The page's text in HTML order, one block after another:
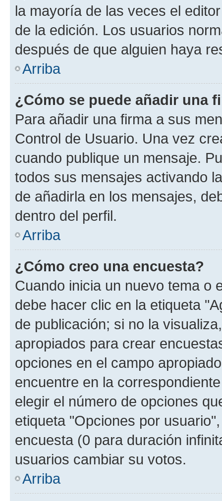
la mayoría de las veces el
de la edición. Los usuarios
después de que alguien haya
Arriba
¿Cómo se puede añadir una
Para añadir una firma a sus
Control de Usuario. Una vez
cuando publique un mensaje.
todos sus mensajes activando
de añadirla en los mensajes,
dentro del perfil.
Arriba
¿Cómo creo una encuesta?
Cuando inicia un nuevo tema o
debe hacer clic en la etiqueta
de publicación; si no la
apropiados para crear
opciones en el campo
encuentre en la
elegir el número de opciones
etiqueta "Opciones por
encuesta (0 para duración
usuarios cambiar su votos.
Arriba